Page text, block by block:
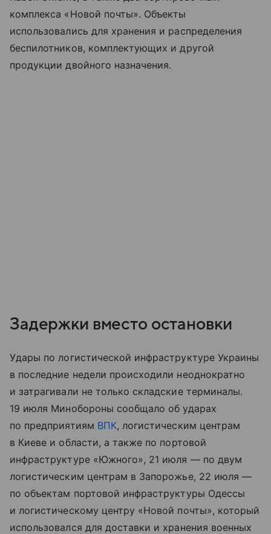
комплекса «Новой почты». Объекты
использовались для хранения и распределения
беспилотников, комплектующих и другой
продукции двойного назначения.
Задержки вместо остановки
Удары по логистической инфраструктуре Украины
в последние недели происходили неоднократно
и затрагивали не только складские терминалы.
19 июля Минобороны сообщало об ударах
по предприятиям ВПК, логистическим центрам
в Киеве и области, а также по портовой
инфраструктуре «Южного», 21 июля — по двум
логистическим центрам в Запорожье, 22 июля —
по объектам портовой инфраструктуры Одессы
и логистическому центру «Новой почты», который
использовался для доставки и хранения военных